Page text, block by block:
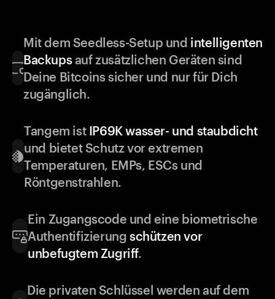
Mit dem Seedless-Setup und intelligenten
Backupsauf zusätzlichen Geräten sind
Deine Bitcoins sicher und nur für Dich
zugänglich.
Tangem ist IP69K wasser- und staubdicht
und bietet Schutz vor extremen
Temperaturen, EMPs, ESCs und
Röntgenstrahlen.
Ein Zugangscode und eine biometrische
Authentifizierung schützen vor
unbefugtem Zugriff.
Die privaten Schlüssel werden auf dem